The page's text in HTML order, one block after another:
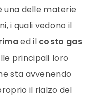
una delle materie
i quali vedono il
ed ilcosto gas
principali loro
sta avvenendo
il rialzo del